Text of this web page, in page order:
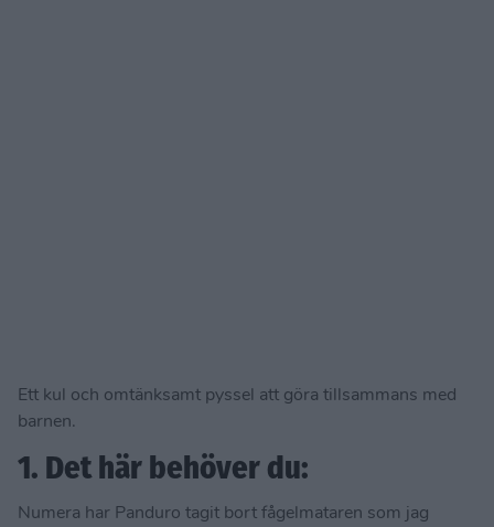
Ett kul och omtänksamt pyssel att göra tillsammans med
barnen.
1. Det här behöver du:
Numera har Panduro tagit bort fågelmataren som jag